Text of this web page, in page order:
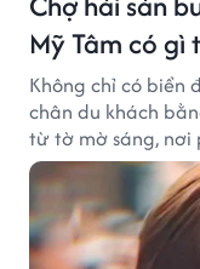
Mỹ Tâm có gì
Không chỉ có biển
chân du khách
từ tờ mờ sáng, nơi
thành phố biển.